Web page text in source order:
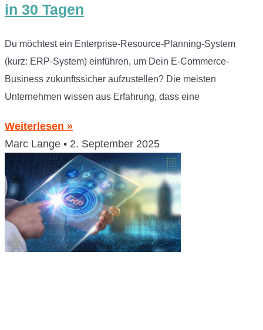
in 30 Tagen
Du möchtest ein Enterprise-Resource-Planning-System
(kurz: ERP-System) einführen, um Dein E-Commerce-
Business zukunftssicher aufzustellen? Die meisten
Unternehmen wissen aus Erfahrung, dass eine
Weiterlesen »
Marc Lange
2. September 2025